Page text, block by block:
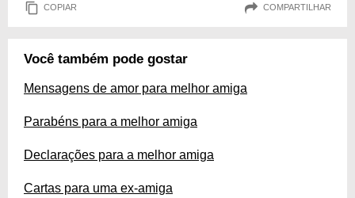
COPIAR COMPARTILHAR
Você também pode gostar
Mensagens de amor para melhor amiga
Parabéns para a melhor amiga
Declarações para a melhor amiga
Cartas para uma ex-amiga